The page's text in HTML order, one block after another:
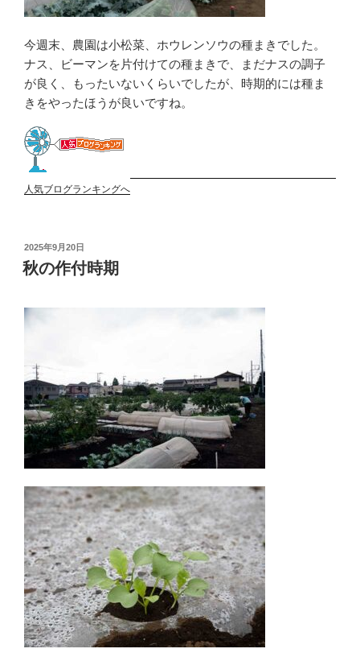
今週末、農園は小松菜、ホウレンソウの種まきでした。
ナス、ビーマンを片付けての種まきで、まだナスの調子
が良く、もったいないくらいでしたが、時期的には種ま
きをやったほうが良いですね。
人気ブログランキングへ
投
稿
日:
2025年9月20日
秋の作付時期